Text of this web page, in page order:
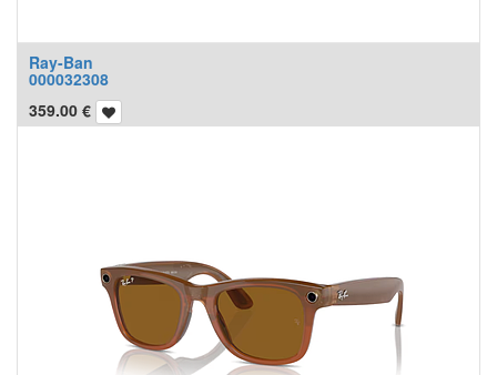
Ray-Ban
000032308
359.00 €